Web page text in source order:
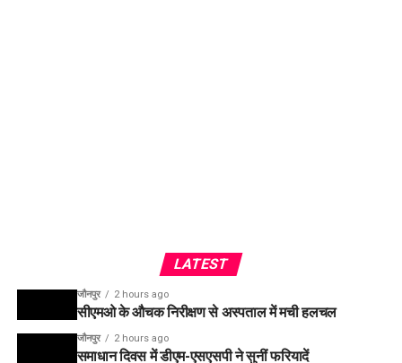
LATEST
जौनपुर 2 hours ago
सीएमओ के औचक निरीक्षण से अस्पताल में मची हलचल
जौनपुर 2 hours ago
समाधान दिवस में डीएम-एसएसपी ने सुनीं फरियादें